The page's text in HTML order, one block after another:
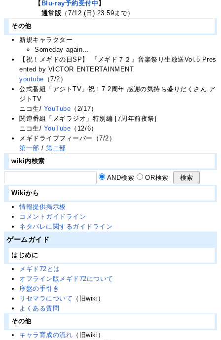
【 Blu-ray予約受付中 】
通常版 （7/12 (日) 23:59まで）
その他
新規キャラクター
Someday again...
【祝！メギドの日SP】 『メギド７２』音楽祭り生放送Vol.5 Pres
ented by VICTOR ENTERTAINMENT
youtube （7/2）
公式番組「アジトTV」祝！7.2周年 感謝の気持ち盛りだくさん ア
ジトTV
ニコ生/ YouTube （2/17）
関連番組「メギラジオ」特別編 [7周年前夜祭]
ニコ生/ YouTube （12/6）
メギドライブフィーバー（7/2）
第一部 /第二部
wiki内検索
AND検索 OR検索
Wikiから
情報提供掲示板
コメントガイドライン
ネタバレに関するガイドライン
ゲームガイド
はじめに
メギド72とは
オフライン版メギド72について
序盤の手引き
リセマラについて （旧wiki）
よくある質問
その他
キャラ育成の流れ （旧wiki）